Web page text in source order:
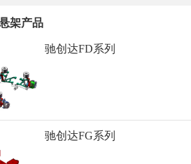
架产品
驰创达FD系列
驰创达FG系列